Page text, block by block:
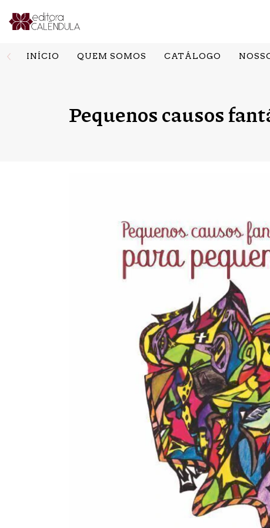
INÍCIO QUEM SOMOS CATÁLOGO
Pequenos causos